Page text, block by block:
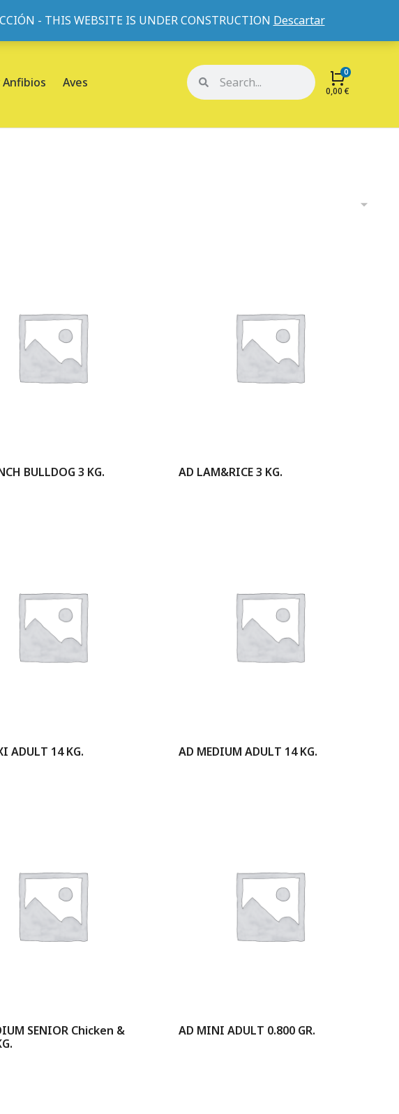
- THIS WEBSITE IS UNDER CONSTRUCTION Descartar
Mi cuenta Mis pedidos
Aves
0,00€
BULLDOG 3 KG. AD LAM&RICE 3 KG.
ADULT 14 KG. AD MEDIUM ADULT 14 KG.
SENIOR Chicken &
AD MINI ADULT 0.800 GR.